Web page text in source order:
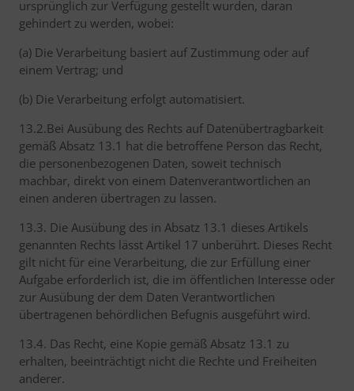
ursprünglich zur Verfügung gestellt wurden, daran
gehindert zu werden, wobei:
(a) Die Verarbeitung basiert auf Zustimmung oder auf
einem Vertrag; und
(b) Die Verarbeitung erfolgt automatisiert.
13.2.Bei Ausübung des Rechts auf Datenübertragbarkeit
gemäß Absatz 13.1 hat die betroffene Person das Recht,
die personenbezogenen Daten, soweit technisch
machbar, direkt von einem Datenverantwortlichen an
einen anderen übertragen zu lassen.
13.3. Die Ausübung des in Absatz 13.1 dieses Artikels
genannten Rechts lässt Artikel 17 unberührt. Dieses Recht
gilt nicht für eine Verarbeitung, die zur Erfüllung einer
Aufgabe erforderlich ist, die im öffentlichen Interesse oder
zur Ausübung der dem Daten Verantwortlichen
übertragenen behördlichen Befugnis ausgeführt wird.
13.4. Das Recht, eine Kopie gemäß Absatz 13.1 zu
erhalten, beeinträchtigt nicht die Rechte und Freiheiten
anderer.